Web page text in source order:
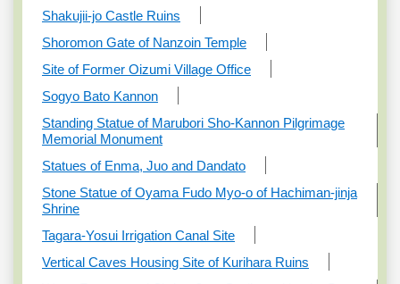
Shakujii-jo Castle Ruins
Shoromon Gate of Nanzoin Temple
Site of Former Oizumi Village Office
Sogyo Bato Kannon
Standing Statue of Marubori Sho-Kannon Pilgrimage
Memorial Monument
Statues of Enma, Juo and Dandato
Stone Statue of Oyama Fudo Myo-o of Hachiman-jinja
Shrine
Tagara-Yosui Irrigation Canal Site
Vertical Caves Housing Site of Kurihara Ruins